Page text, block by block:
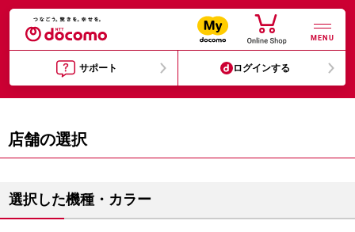
MENU
サポート ログインする
店舗の選択
選択した機種・カラー